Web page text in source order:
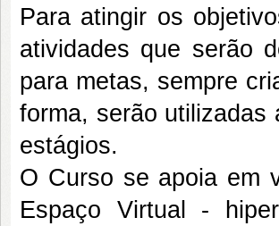
Para atingir os
atividades que serão
para metas, sempre
forma, serão utilizadas
estágios.
O Curso se apoia em
Espaço Virtual -